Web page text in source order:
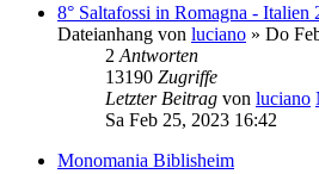
8° Saltafossi in Romagna -
Dateianhang von luciano » Do
2 Antworten
13190 Zugriffe
Letzter Beitrag von luciano
Sa Feb 25, 2023 16:42
Monomania Biblisheim